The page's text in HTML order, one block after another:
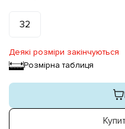
32
Деякі розміри закінчуються
Розмірна таблиця